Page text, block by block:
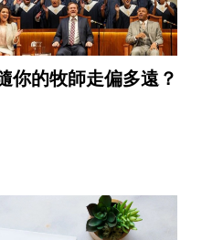
你的牧師走偏多遠？